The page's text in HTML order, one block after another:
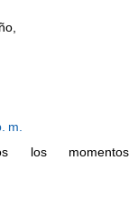
m.
los momentos